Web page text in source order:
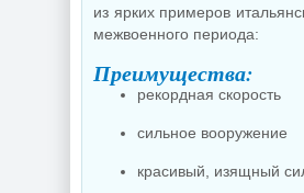
из ярких примеров
межвоенного периода:
Преимущества:
рекордная скорость
сильное вооружение
красивый, изящный